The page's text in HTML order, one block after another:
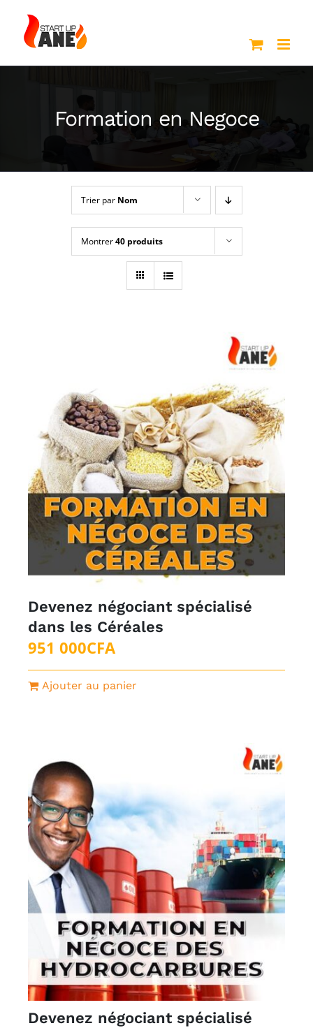
contenu
Formation en Negoce
Trier par Nom
Montrer40 produits
Devenez négociant spécialisé
dans les Céréales
951 000CFA
Ajouter au panier
Devenez négociant spécialisé